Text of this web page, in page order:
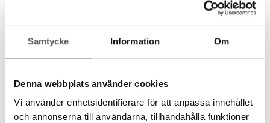
Samtycke Information Om
Denna webbplats använder cookies
Vi använder enhetsidentifierare för att anpassa innehållet
och annonserna till användarna, tillhandahålla funktioner
234.9m² 182.8m²